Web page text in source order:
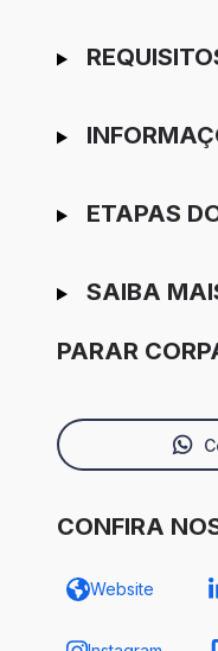
ETAPAS
SAIBA
PARAR
CONFIRA
Website